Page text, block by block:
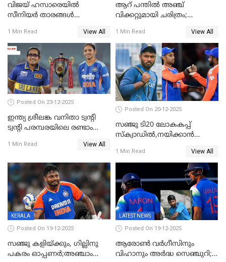
വിജയ് ഹസാരെയിൽ
സീനിയർ താരങ്ങൾ
സച്ചിന്‍റെ റെക്കോഡ് മറികടന്ന്
കോഹ്‌ലി, രോഹിത്
വാർണർക്കൊപ്പം
1 Min Read View All
ആറ് പന്തിൽ അഞ്ച്
വിക്കറ്റുമായി ചരിത്രം;
റെക്കോഡുമായി
ഇന്തോനേഷ്യൻ താരം
1 Min Read View All
Posted On 23-12-2025
ഇന്ത്യ ശ്രീലങ്ക വനിതാ ട്വന്റി
ട്വന്റി പരമ്പരയിലെ രണ്ടാം
1 Min Read View All
Posted On 20-12-2025
സഞ്ജു ടി20 ലോകകപ്പ്
സ്‌ക്വാഡിൽ,നയിക്കാൻ
പ്രഖ്യാപിച്ച് ബി.സി.സി.ഐ
1 Min Read View All
KERALA
Posted On 19-12-2025
സഞ്ജു കളിയ്ക്കും, ഗില്ലിനു
പകരം ഓപ്പണർ;അഞ്ചാം
LATEST NEWS
Posted On 19-12-2025
ആരോൺ വർഗീസിനും
വിഹാനും അർദ്ധ സെഞ്ചുറി;